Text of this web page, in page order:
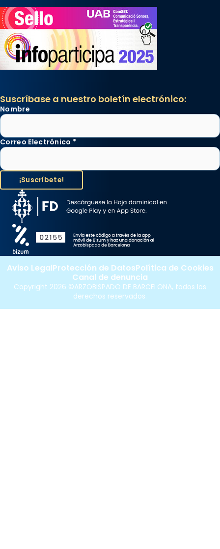
Suscríbase a nuestro boletín electrónico:
Nombre
Correo Electrónico *
Copyright 2026 ©ARZOBISPADO DE BARCELONA, todos los
derechos reservados.
Aviso LegalProtección de DatosPolítica de Cookies
Canal de denuncia